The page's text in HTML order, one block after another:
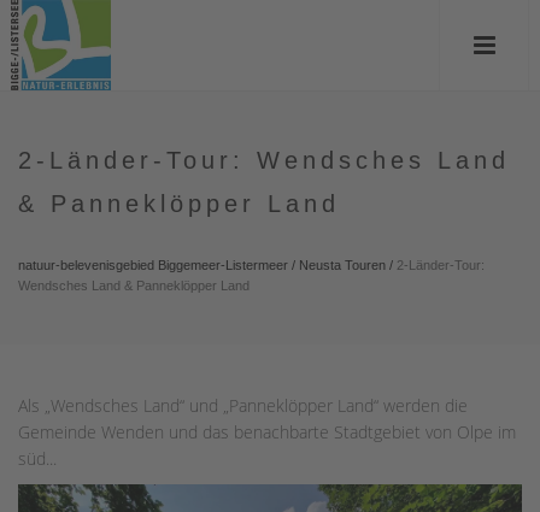
2-Länder-Tour: Wendsches Land
& Panneklöpper Land
natuur-belevenisgebied Biggemeer-Listermeer / Neusta Touren / 2-Länder-Tour:
Wendsches Land & Panneklöpper Land
Als „Wendsches Land“ und „Panneklöpper Land“ werden die
Gemeinde Wenden und das benachbarte Stadtgebiet von Olpe im
süd...